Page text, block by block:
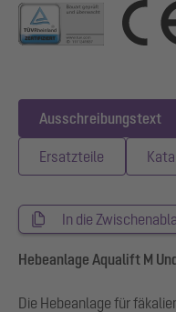
Ausschreibungstext
Ersatzteile
In die
Hebeanlage Aqualift M
Die Hebeanlage für